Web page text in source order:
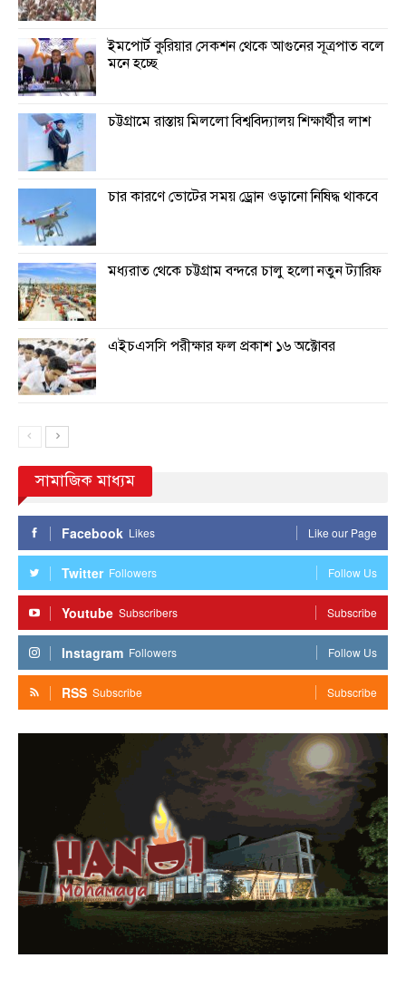
ইমপোর্ট কুরিয়ার সেকশন থেকে আগুনের সূত্রপাত বলে
মনে হচ্ছে
চট্টগ্রামে রাস্তায় মিললো বিশ্ববিদ্যালয় শিক্ষার্থীর লাশ
চার কারণে ভোটের সময় ড্রোন ওড়ানো নিষিদ্ধ থাকবে
মধ্যরাত থেকে চট্টগ্রাম বন্দরে চালু হলো নতুন ট্যারিফ
এইচএসসি পরীক্ষার ফল প্রকাশ ১৬ অক্টোবর
সামাজিক মাধ্যম
Facebook Likes Like our Page
Twitter Followers Follow Us
Youtube Subscribers Subscribe
Instagram Followers Follow Us
RSS Subscribe Subscribe